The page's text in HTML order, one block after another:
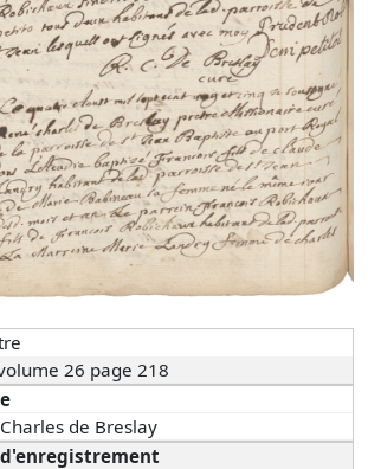
26 page 218
de Breslay